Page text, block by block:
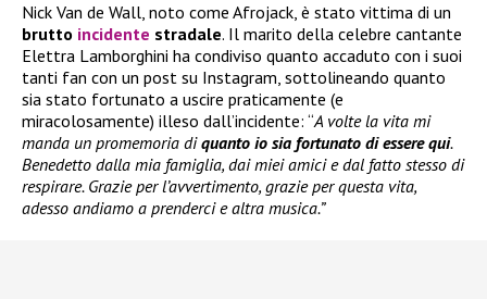
Nick Van de Wall, noto come Afrojack, è stato vittima di un
brutto incidente stradale. Il marito della celebre cantante
Elettra Lamborghini ha condiviso quanto accaduto con i suoi
tanti fan con un post su Instagram, sottolineando quanto
sia stato fortunato a uscire praticamente (e
miracolosamente) illeso dall’incidente: “A volte la vita mi
manda un promemoria diquanto io sia fortunato di essere qui.
Benedetto dalla mia famiglia, dai miei amici e dal fatto stesso di
respirare. Grazie per l’avvertimento, grazie per questa vita,
adesso andiamo a prenderci e altra musica.”